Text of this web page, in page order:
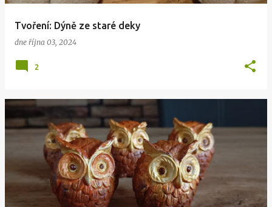
Tvoření: Dýně ze staré deky
dne října 03, 2024
2